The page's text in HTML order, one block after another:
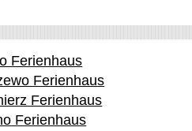
Ferienhaus
Ferienhaus
Ferienhaus
Ferienhaus